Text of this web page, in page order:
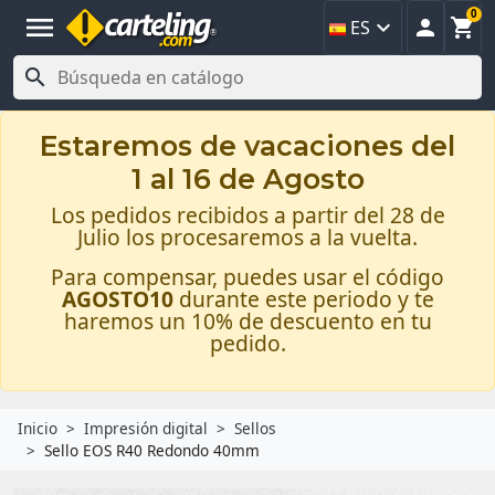
menu ES   
0

Estaremos de vacaciones del
1 al 16 de Agosto
Los pedidos recibidos a partir del 28 de
Julio los procesaremos a la vuelta.
Para compensar, puedes usar el código
AGOSTO10 durante este periodo y te
haremos un 10% de descuento en tu
pedido.
Inicio Impresión digital
Sellos
Sello EOS R40 Redondo 40mm